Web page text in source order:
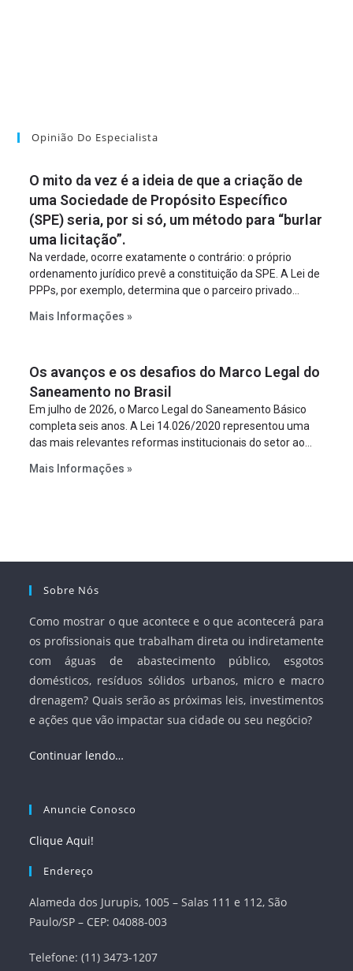
Opinião Do Especialista
O mito da vez é a ideia de que a criação de
uma Sociedade de Propósito Específico
(SPE) seria, por si só, um método para “burlar
uma licitação”.
Na verdade, ocorre exatamente o contrário: o próprio
ordenamento jurídico prevê a constituição da SPE. A Lei de
PPPs, por exemplo, determina que o parceiro privado
empreendimento. Ou seja, a suposta “fraude à licitação” é
projeto a projeto.
Mais Informações »
Os avanços e os desafios do Marco Legal do
Saneamento no Brasil
Em julho de 2026, o Marco Legal do Saneamento Básico
completa seis anos. A Lei 14.026/2020 representou uma
das mais relevantes reformas institucionais do setor ao
serviços, ampliar a participação da iniciativa privada,
Mais Informações »
Sobre Nós
Como mostrar o que acontece e o que acontecerá para
os profissionais que trabalham direta ou indiretamente
com águas de abastecimento público, esgotos
domésticos, resíduos sólidos urbanos, micro e macro
drenagem? Quais serão as próximas leis, investimentos
e ações que vão impactar sua cidade ou seu negócio?
Continuar lendo…
Anuncie Conosco
Clique Aqui!
Endereço
Alameda dos Jurupis, 1005 – Salas 111 e 112, São
Paulo/SP – CEP: 04088-003
Telefone: (11) 3473-1207